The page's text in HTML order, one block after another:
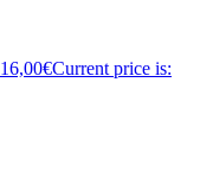
16,00€Current price is: